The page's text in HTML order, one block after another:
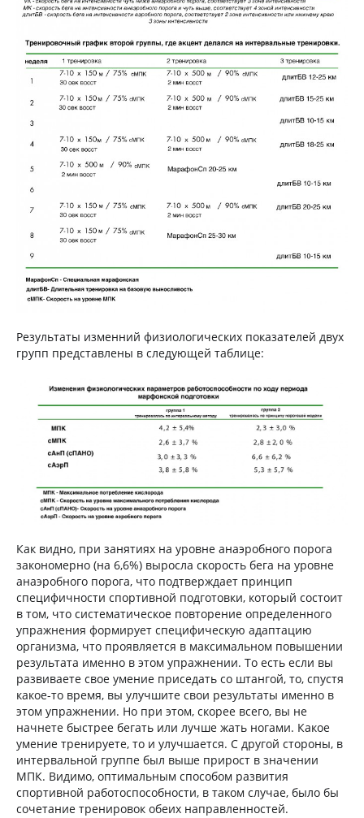
Результаты изменний физиологических показателей двух
групп представлены в следующей таблице:
Как видно, при занятиях на уровне анаэробного порога
закономерно (на 6,6%) выросла скорость бега на уровне
анаэробного порога, что подтверждает принцип
специфичности спортивной подготовки, который состоит
в том, что систематическое повторение определенного
упражнения формирует специфическую адаптацию
организма, что проявляется в максимальном повышении
результата именно в этом упражнении. То есть если вы
развиваете свое умение приседать со штангой, то, спустя
какое-то время, вы улучшите свои результаты именно в
этом упражнении. Но при этом, скорее всего, вы не
начнете быстрее бегать или лучше жать ногами. Какое
умение тренируете, то и улучшается. С другой стороны, в
интервальной группе был выше прирост в значении
МПК. Видимо, оптимальным способом развития
спортивной работоспособности, в таком случае, было бы
сочетание тренировок обеих направленностей.